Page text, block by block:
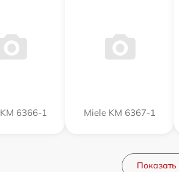
6366-1 Miele KM 6367-1